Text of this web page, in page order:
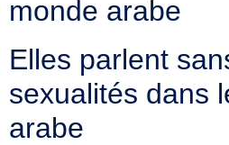
monde arabe
Elles parlent
sexualités dans
arabe